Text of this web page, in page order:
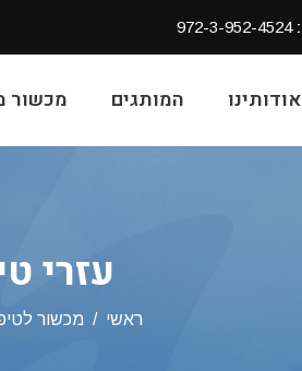
972-3-952-4524
אודותינו המותגים מכשור
עזרי
ראשי מכשור